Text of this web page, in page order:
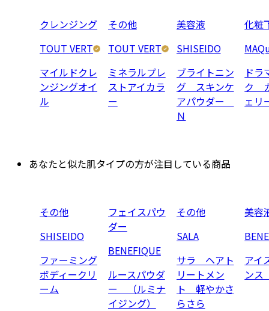
クレンジング
TOUT VERT
マイルドクレ
ンジングオイ
ル
その他
TOUT VERT
ミネラルプレ
ストアイカラ
ー
美容液
SHISEIDO
ブライトニン
グ スキンケ
アパウダー
Ｎ
化粧
ドラ
ク
ェ
あなたと似た肌タイプの方が注目している商品
その他
SHISEIDO
ファーミング
ボディークリ
ーム
フェイスパウ
ダー
BENEFIQUE
ルースパウダ
ー （ルミナ
イジング）
その他
SALA
サラ ヘアト
リートメン
ト 軽やかさ
らさら
美容
アイ
ン